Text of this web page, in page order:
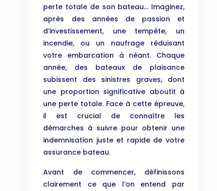
perte totale de son bateau… Imaginez,
après des années de passion et
d’investissement, une tempête, un
incendie, ou un naufrage réduisant
votre embarcation à néant. Chaque
année, des bateaux de plaisance
subissent des sinistres graves, dont
une proportion significative aboutit à
une perte totale. Face à cette épreuve,
il est crucial de connaître les
démarches à suivre pour obtenir une
indemnisation juste et rapide de votre
assurance bateau.
Avant de commencer, définissons
clairement ce que l’on entend par